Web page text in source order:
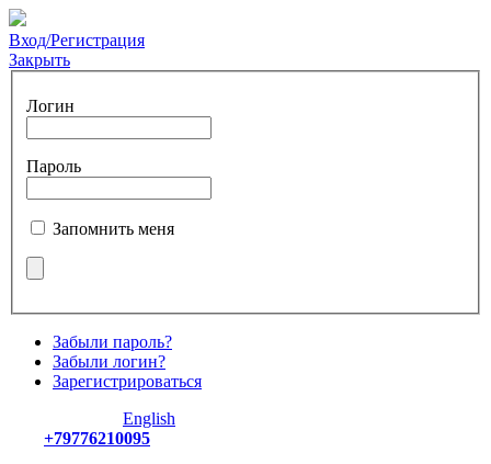
Вход/Регистрация
Закрыть
Логин
Пароль
Запомнить меня
Забыли пароль?
Забыли логин?
Зарегистрироваться
English
+79776210095